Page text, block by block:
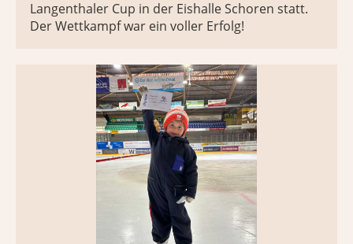
Langenthaler Cup in der Eishalle Schoren statt.
Der Wettkampf war ein voller Erfolg!